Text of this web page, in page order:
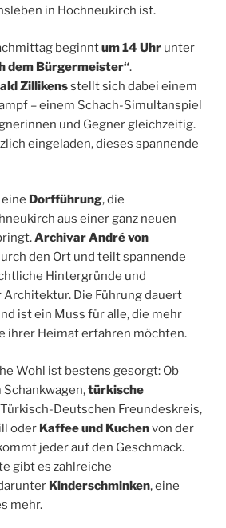
in Hochneukirch ist.
beginntum 14 Uhr unter
dem Bürgermeister“.
Zillikensstellt sich dabei einem
– einem Schach-Simultanspiel
und Gegner gleichzeitig.
eingeladen, dieses spannende
Dorfführung, die
aus einer ganz neuen
Archivar André von
den Ort und teilt spannende
Hintergründe und
Die Führung dauert
ist ein Muss für alle, die mehr
ihrer Heimat erfahren möchten.
Wohl ist bestens gesorgt: Ob
Schankwagen,türkische
Deutschen Freundeskreis,
oder Kaffee und Kuchenvon der
jeder auf den Geschmack.
gibt es zahlreiche
Kinderschminken, eine
mehr.